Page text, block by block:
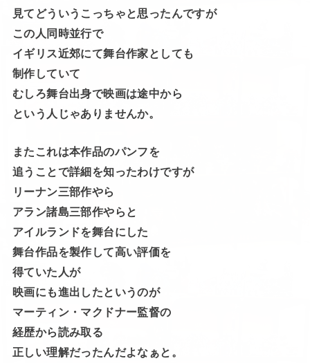
見てどういうこっちゃと思ったんですが
この人同時並行で
イギリス近郊にて舞台作家としても
制作していて
むしろ舞台出身で映画は途中から
という人じゃありませんか。
またこれは本作品のパンフを
追うことで詳細を知ったわけですが
リーナン三部作やら
アラン諸島三部作やらと
アイルランドを舞台にした
舞台作品を製作して高い評価を
得ていた人が
映画にも進出したというのが
マーティン・マクドナー監督の
経歴から読み取る
正しい理解だったんだよなぁと。